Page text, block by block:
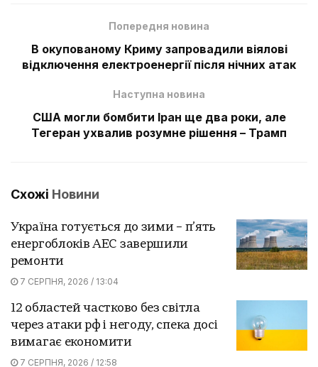
Попередня новина
В окупованому Криму запровадили віялові
відключення електроенергії після нічних атак
Наступна новина
США могли бомбити Іран ще два роки, але
Тегеран ухвалив розумне рішення – Трамп
Схожі Новини
Україна готується до зими – п’ять
енергоблоків АЕС завершили
ремонти
7 СЕРПНЯ, 2026 / 13:04
12 областей частково без світла
через атаки рф і негоду, спека досі
вимагає економити
7 СЕРПНЯ, 2026 / 12:58